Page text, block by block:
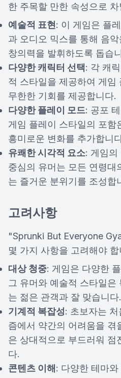
한 주목할 만한 속성으로
예술적 표현 : 이 게임은 플
과 오디오 믹스를 통해 음
창의력을 발휘하도록 돕습
다양한 캐릭터 선택: 각 캐
적 스타일을 제공하여 게임
무한한 기회를 제공합니다.
다양한 플레이 모드: 공포
게임 플레이 스타일의 포함
흥미로운 변화를 추가합니
유쾌한 시각적 요소: 게임의
중심의 유머는 모든 연령대
는 즐거운 분위기를 조성합
고려사항
"Sprunki But Everyone
몇 가지 사항을 고려해야 합
대상 청중: 게임은 다양한
그 유머와 예술적 스타일
는 젊은 관객과 잘 맞습니다.
기계적 복잡성: 초보자는
즘에서 약간의 어려움을 겪
은 상대적으로 부드러워 점
다.
콘텐츠 이해 : 다양한 테마